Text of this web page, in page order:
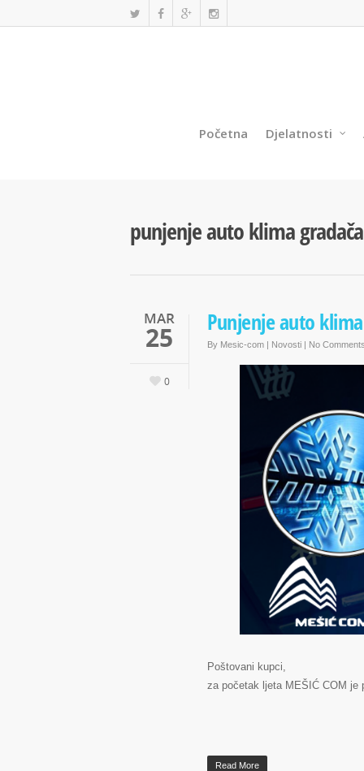
Početna Djelatnosti
punjenje auto klima
MAR
25
0
Punjenje auto klima
By Mesic-com | Novosti | No
Poštovani kupci,
za početak ljeta MEŠIĆ COM
Read More